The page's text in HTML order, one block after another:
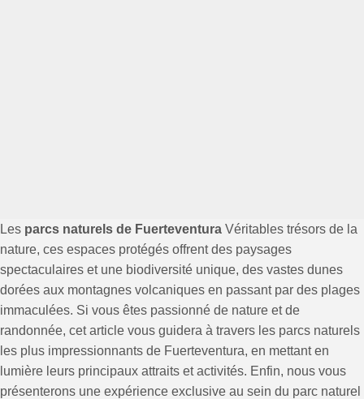
Les parcs naturels de Fuerteventura Véritables trésors de la
nature, ces espaces protégés offrent des paysages
spectaculaires et une biodiversité unique, des vastes dunes
dorées aux montagnes volcaniques en passant par des plages
immaculées. Si vous êtes passionné de nature et de
randonnée, cet article vous guidera à travers les parcs naturels
les plus impressionnants de Fuerteventura, en mettant en
lumière leurs principaux attraits et activités. Enfin, nous vous
présenterons une expérience exclusive au sein du parc naturel